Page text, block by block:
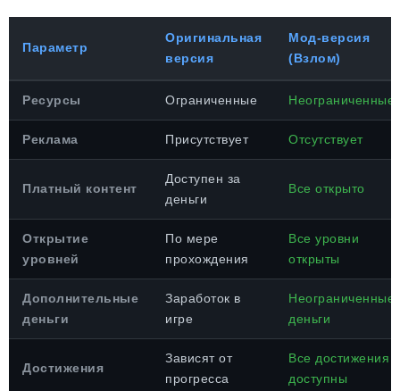
Параметр
Оригинальная
версия
Мод-версия
(Взлом)
Ресурсы Ограниченные Неограниченные
Реклама Присутствует Отсутствует
Платный контент
Доступен за
деньги
Все открыто
Открытие
уровней
По мере
прохождения
Все уровни
открыты
Дополнительные
деньги
Заработок в
игре
Неограниченные
деньги
Достижения
Зависят от
прогресса
Все достижения
доступны